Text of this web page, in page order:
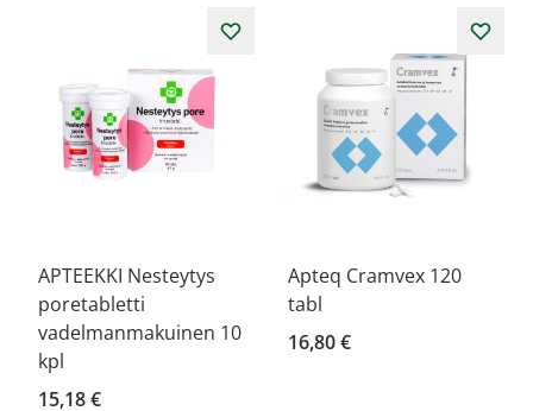
APTEEKKI Nesteytys
poretabletti
vadelmanmakuinen 10
kpl
15,18 €
Apteq Cramvex 120
tabl
16,80 €